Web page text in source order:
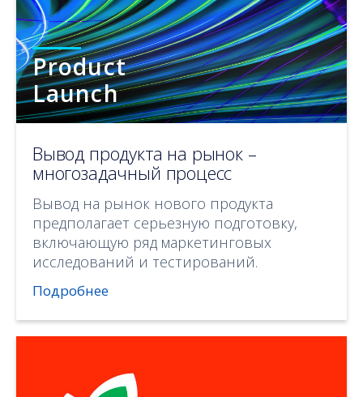
Product
Launch
Вывод продукта на рынок –
многозадачный процесс
Вывод на рынок нового продукта
предполагает серьезную подготовку,
включающую ряд маркетинговых
исследований и тестирований.
Подробнее